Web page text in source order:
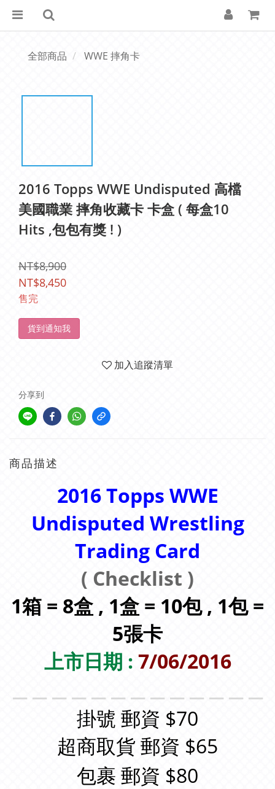
全部商品 WWE 摔角卡
2016 Topps WWE Undisputed 高檔
美國職業 摔角收藏卡 卡盒 ( 每盒10
Hits ,包包有獎 ! )
NT$8,900
NT$8,450
售完
貨到通知我
加入追蹤清單
分享到
商品描述
2016 Topps WWE
Undisputed Wrestling
Trading Card
( Checklist )
1箱 = 8盒 , 1盒 = 10包 , 1包 =
5張卡
上市日期 : 7/06/2016
掛號 郵資 $70
超商取貨 郵資 $65
包裹 郵資 $80